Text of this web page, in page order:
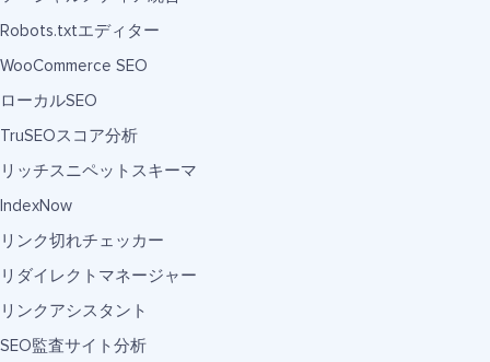
Robots.txtエディター
WooCommerce SEO
ローカルSEO
TruSEOスコア分析
リッチスニペットスキーマ
IndexNow
リンク切れチェッカー
リダイレクトマネージャー
リンクアシスタント
SEO監査サイト分析